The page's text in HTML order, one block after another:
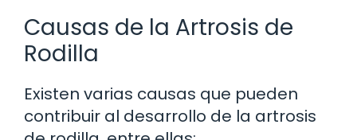
Causas de la Artrosis de
Rodilla
Existen varias causas que pueden
contribuir al desarrollo de la artrosis